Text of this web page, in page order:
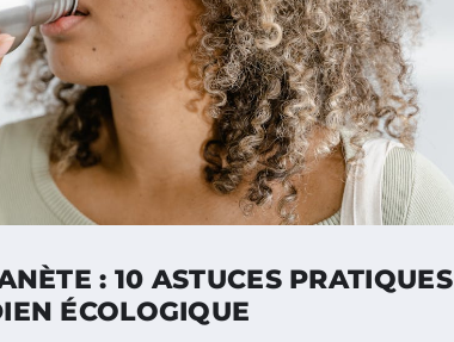
: 10 ASTUCES PRATIQUES
ÉCOLOGIQUE